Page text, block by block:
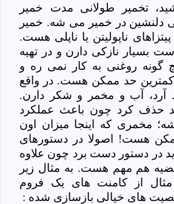
تخمیر طولانی مدت خمیر
دلنشین در خمیر می شه. خمیر
پیتزاهای ناپولیتن یا ناپلی هست.
بسیار نازکی دارن و در تهیه
گونه روغنی به کار نمی ره و
حد ممکن هست. در واقع
آرد، آب و مخمر و شکر دارن.
حذف کرد چون باعث عملکرد
مخمری که اینجا میزان اون
هست! اصولا در دستورهای
در دستور دست برد چون علاوه
هم مهم هست. به مثال زیر
مثال از کامنت های یک فروم
های خیالی بازسازی شده :